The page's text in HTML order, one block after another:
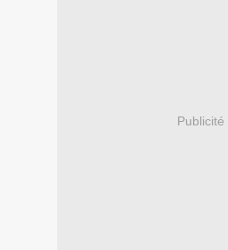
Publicité